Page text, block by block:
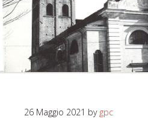
26 Maggio 2021 by gpc